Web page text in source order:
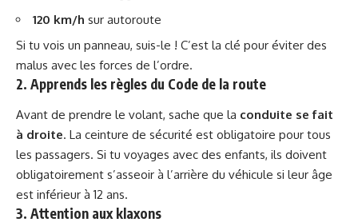
120 km/h sur autoroute
Si tu vois un panneau, suis-le ! C’est la clé pour éviter des
malus avec les forces de l’ordre.
2. Apprends les règles du Code de la route
Avant de prendre le volant, sache que la conduite se fait
à droite. La ceinture de sécurité est obligatoire pour tous
les passagers. Si tu voyages avec des enfants, ils doivent
obligatoirement s’asseoir à l’arrière du véhicule si leur âge
est inférieur à 12 ans.
3. Attention aux klaxons